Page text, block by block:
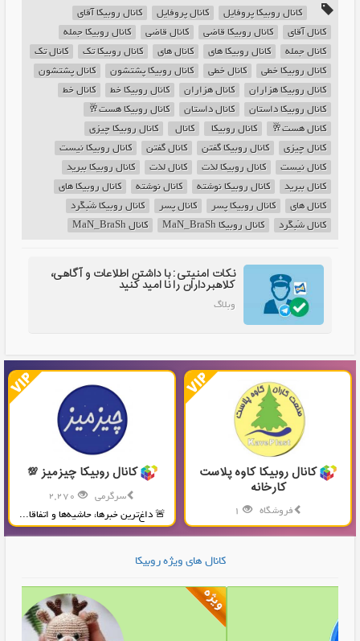
کانال روبیکا پروفایل کانال پروفایل
کانال روبیکا آقای
کانال آقای
کانال روبیکا قاضی‌ کانال قاضی‌
کانال روبیکا جمله
کانال جمله
کانال روبیکا های کانال های کانال روبیکا تک
کانال تک
کانال روبیکا خطی
کانال خطی کانال روبیکا پشتشون
کانال پشتشون
کانال روبیکا هزاران
کانال هزاران کانال روبیکا خط
کانال خط
کانال روبیکا داستان
کانال داستان
کانال روبیکا هست🥂
کانال هست🥂
کانال روبیکا ‌ کانال ‌
کانال روبیکا چیزی
کانال چیزی
کانال روبیکا گفتن کانال گفتن
کانال روبیکا نیست
کانال نیست
کانال روبیکا لذت کانال لذت
کانال روبیکا ببرید
کانال ببرید
کانال روبیکا نوشته کانال نوشته
کانال روبیکا های
کانال های
کانال روبیکا پسر کانال پسر
کانال روبیکا شَبگَرد
کانال شَبگَرد
کانال روبیکا MaN_BraSh کانال MaN_BraSh
نکات امنیتی: با داشتن اطلاعات و آگاهی،
کلاهبرداران را نا امید کنید
وبلاگ
کانال روبیکا کاوه پلاست
کارخانه
فروشگاه
تولید و پخش محصولات پلاستیکی...
کانال روبیکا چیزمیز 💯
سرگرمی
🚨 داغ‌ترین خبرها، حاشیه‌ها و اتفاقا...
کانال های ویژه روبیکا